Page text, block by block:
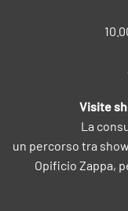
Visite
La
un percorso tra
Opificio Zappa,